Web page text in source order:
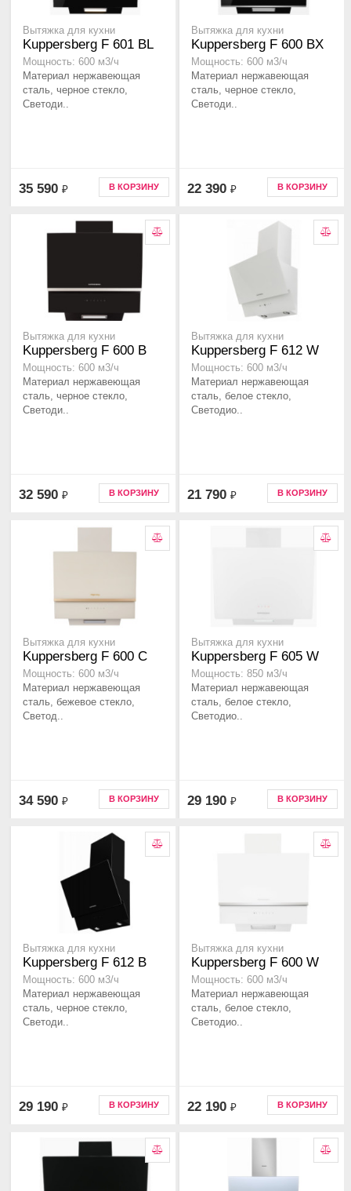
Вытяжка для кухни
Kuppersberg F 601 BL
Мощность: 600 м3/ч
Материал нержавеющая
сталь, черное стекло,
Светоди..
35 590 ₽ В КОРЗИНУ
Вытяжка для кухни
Kuppersberg F 600 BX
Мощность: 600 м3/ч
Материал нержавеющая
сталь, черное стекло,
Светоди..
22 390 ₽ В КОРЗИНУ
Вытяжка для кухни
Kuppersberg F 600 B
Мощность: 600 м3/ч
Материал нержавеющая
сталь, черное стекло,
Светоди..
32 590 ₽ В КОРЗИНУ
Вытяжка для кухни
Kuppersberg F 612 W
Мощность: 600 м3/ч
Материал нержавеющая
сталь, белое стекло,
Светодио..
21 790 ₽ В КОРЗИНУ
Вытяжка для кухни
Kuppersberg F 600 C
Мощность: 600 м3/ч
Материал нержавеющая
сталь, бежевое стекло,
Светод..
34 590 ₽ В КОРЗИНУ
Вытяжка для кухни
Kuppersberg F 605 W
Мощность: 850 м3/ч
Материал нержавеющая
сталь, белое стекло,
Светодио..
29 190 ₽ В КОРЗИНУ
Вытяжка для кухни
Kuppersberg F 612 B
Мощность: 600 м3/ч
Материал нержавеющая
сталь, черное стекло,
Светоди..
29 190 ₽ В КОРЗИНУ
Вытяжка для кухни
Kuppersberg F 600 W
Мощность: 600 м3/ч
Материал нержавеющая
сталь, белое стекло,
Светодио..
22 190 ₽ В КОРЗИНУ